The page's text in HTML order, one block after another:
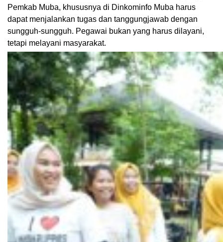
Pemkab Muba, khususnya di Dinkominfo Muba harus
dapat menjalankan tugas dan tanggungjawab dengan
sungguh-sungguh. Pegawai bukan yang harus dilayani,
tetapi melayani masyarakat.